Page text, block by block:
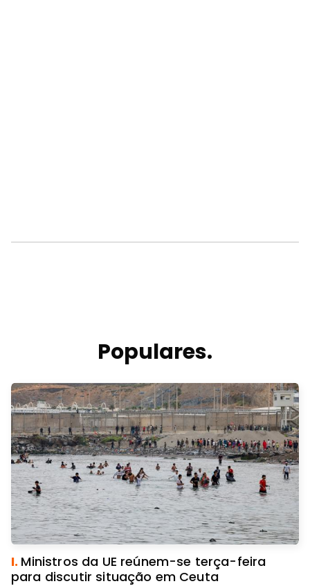
Populares.
I. Ministros da UE reúnem-se terça-feira
para discutir situação em Ceuta